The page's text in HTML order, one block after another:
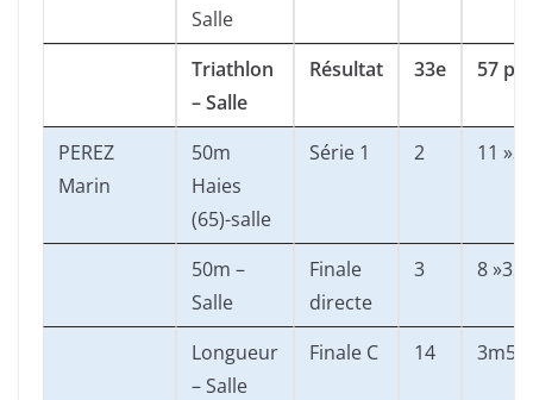
Salle
Triathlon
– Salle
Résultat 33e 57 pts
PEREZ
Marin
50m
Haies
(65)-salle
Série 1 2 11 »30
50m –
Salle
Finale
directe
3 8 »32
Longueur
– Salle
Finale C 14 3m50